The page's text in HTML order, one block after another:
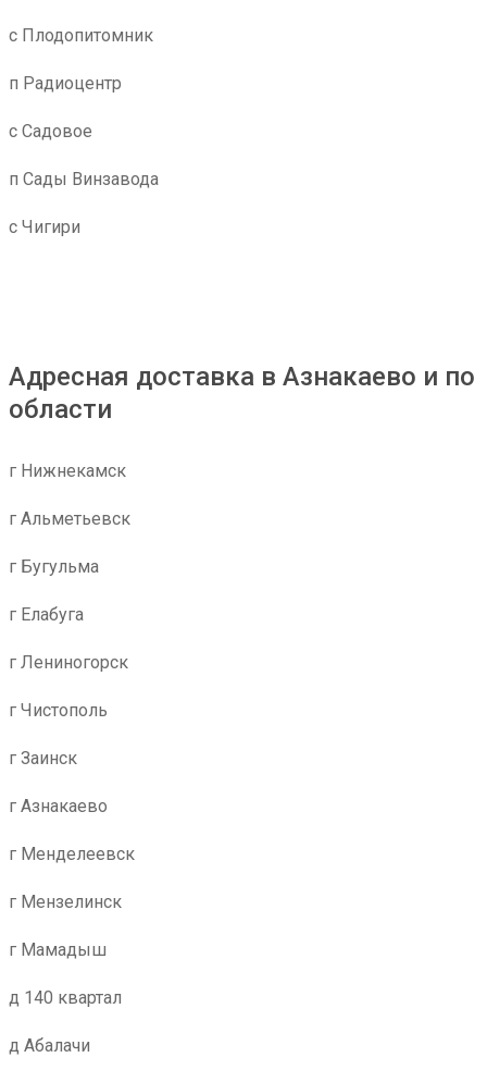
с Плодопитомник
п Радиоцентр
с Садовое
п Сады Винзавода
с Чигири
Адресная доставка в Азнакаево и по
области
г Нижнекамск
г Альметьевск
г Бугульма
г Елабуга
г Лениногорск
г Чистополь
г Заинск
г Азнакаево
г Менделеевск
г Мензелинск
г Мамадыш
д 140 квартал
д Абалачи